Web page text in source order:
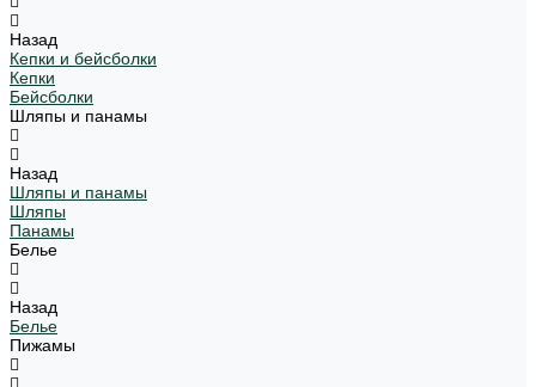
Назад
Кепки и бейсболки
Кепки
Бейсболки
Шляпы и панамы
Назад
Шляпы и панамы
Шляпы
Панамы
Белье
Назад
Белье
Пижамы